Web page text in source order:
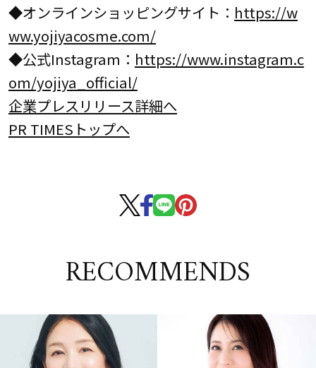
◆オンラインショッピングサイト： https://w
ww.yojiyacosme.com/
◆公式Instagram： https://www.instagram.c
om/yojiya_official/
企業プレスリリース詳細へ
PR TIMESトップへ
RECOMMENDS